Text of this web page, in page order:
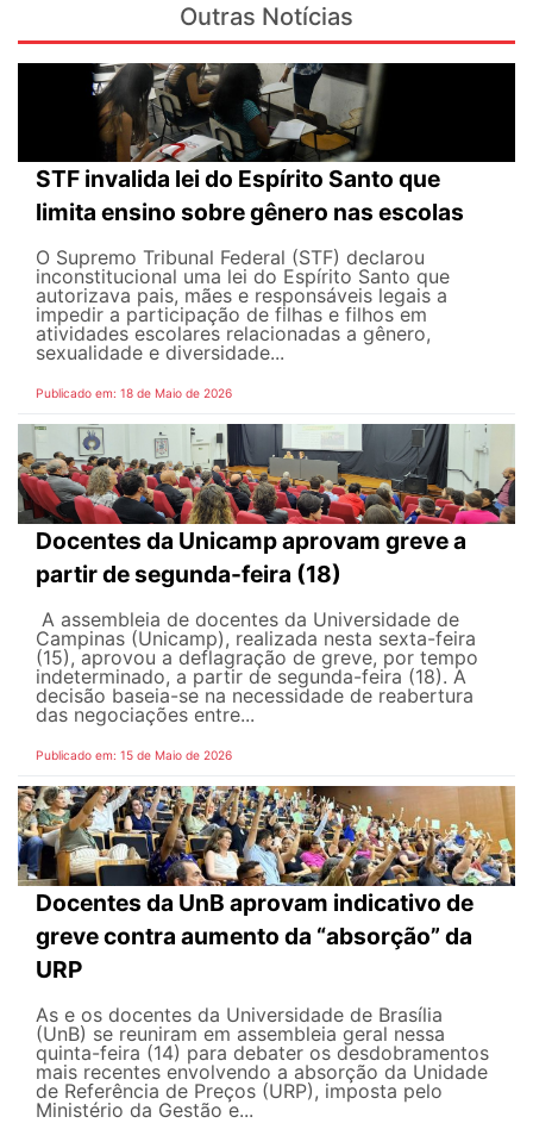
Outras Notícias
STF invalida lei do Espírito Santo que
limita ensino sobre gênero nas escolas
O Supremo Tribunal Federal (STF) declarou
inconstitucional uma lei do Espírito Santo que
autorizava pais, mães e responsáveis legais ​​a
impedir a participação de filhas e filhos em
atividades escolares relacionadas a gênero,
sexualidade e diversidade...
Publicado em: 18 de Maio de 2026
Docentes da Unicamp aprovam greve a
partir de segunda-feira (18)
A assembleia de docentes da Universidade de
Campinas (Unicamp), realizada nesta sexta-feira
(15), aprovou a deflagração de greve, por tempo
indeterminado, a partir de segunda-feira (18). A
decisão baseia-se na necessidade de reabertura
das negociações entre...
Publicado em: 15 de Maio de 2026
Docentes da UnB aprovam indicativo de
greve contra aumento da “absorção” da
URP
As e os docentes da Universidade de Brasília
(UnB) se reuniram em assembleia geral nessa
quinta-feira (14) para debater os desdobramentos
mais recentes envolvendo a absorção da Unidade
de Referência de Preços (URP), imposta pelo
Ministério da Gestão e...